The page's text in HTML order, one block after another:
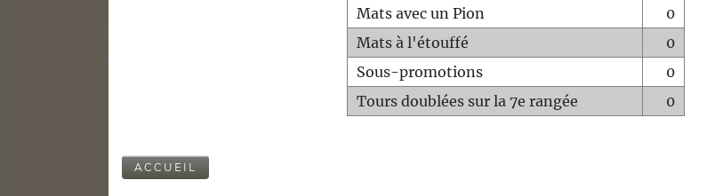
Mats avec un Pion
0
Mats à l'étouffé
0
Sous-promotions
0
Tours doublées sur la 7e rangée
0
ACCUEIL